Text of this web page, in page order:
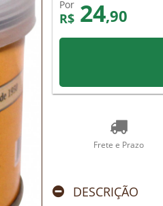
Por
R$ 24,90
Frete e Prazo
DESCRIÇÃO